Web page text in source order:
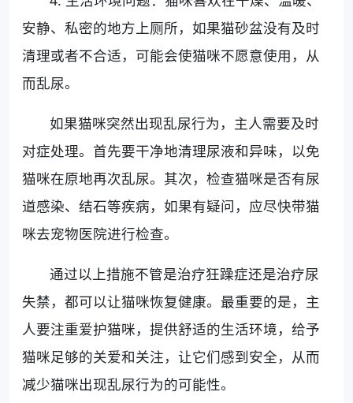
安静、私密的地方上厕所，如果猫砂盆没有及时
清理或者不合适，可能会使猫咪不愿意使用，从
而乱尿。
如果猫咪突然出现乱尿行为，主人需要及时
对症处理。首先要干净地清理尿液和异味，以免
猫咪在原地再次乱尿。其次，检查猫咪是否有尿
道感染、结石等疾病，如果有疑问，应尽快带猫
咪去宠物医院进行检查。
通过以上措施不管是治疗狂躁症还是治疗尿
失禁，都可以让猫咪恢复健康。最重要的是，主
人要注重爱护猫咪，提供舒适的生活环境，给予
猫咪足够的关爱和关注，让它们感到安全，从而
减少猫咪出现乱尿行为的可能性。